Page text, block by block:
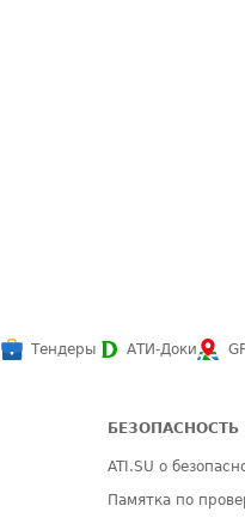
Тендеры АТИ-Доки
БЕЗОПАСНОСТЬ
ATI.SU о
Памятка по